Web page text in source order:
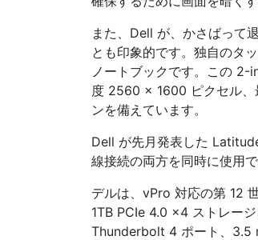
また、Dell が、かさばって
とも印象的です。独自のタ
ノートブックです。この 2-
度 2560 × 1600 ピクセル
ンを備えています。
Dell が先月発表した
線接続の両方を同時に使用で
デルは、vPro 対応の第 12
1TB PCIe 4.0 x4 ストレー
Thunderbolt 4 ポート、3.5